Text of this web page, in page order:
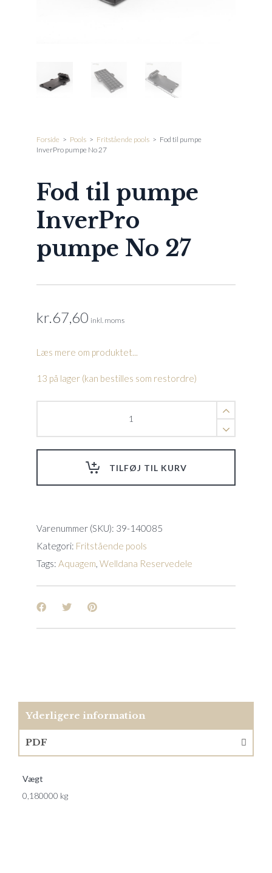
Forside > Pools > Fritstående pools > Fod til pumpe
InverPro pumpe No 27
Fod til pumpe
InverPro
pumpe No 27
kr. 67,60 inkl. moms
Læs mere om produktet...
13 på lager (kan bestilles som restordre)
27
TILFØJ TIL KURV
Varenummer (SKU): 39-140085
Kategori: Fritstående pools
Tags: Aquagem Welldana Reservedele
Yderligere information
PDF
Vægt
0,180000 kg